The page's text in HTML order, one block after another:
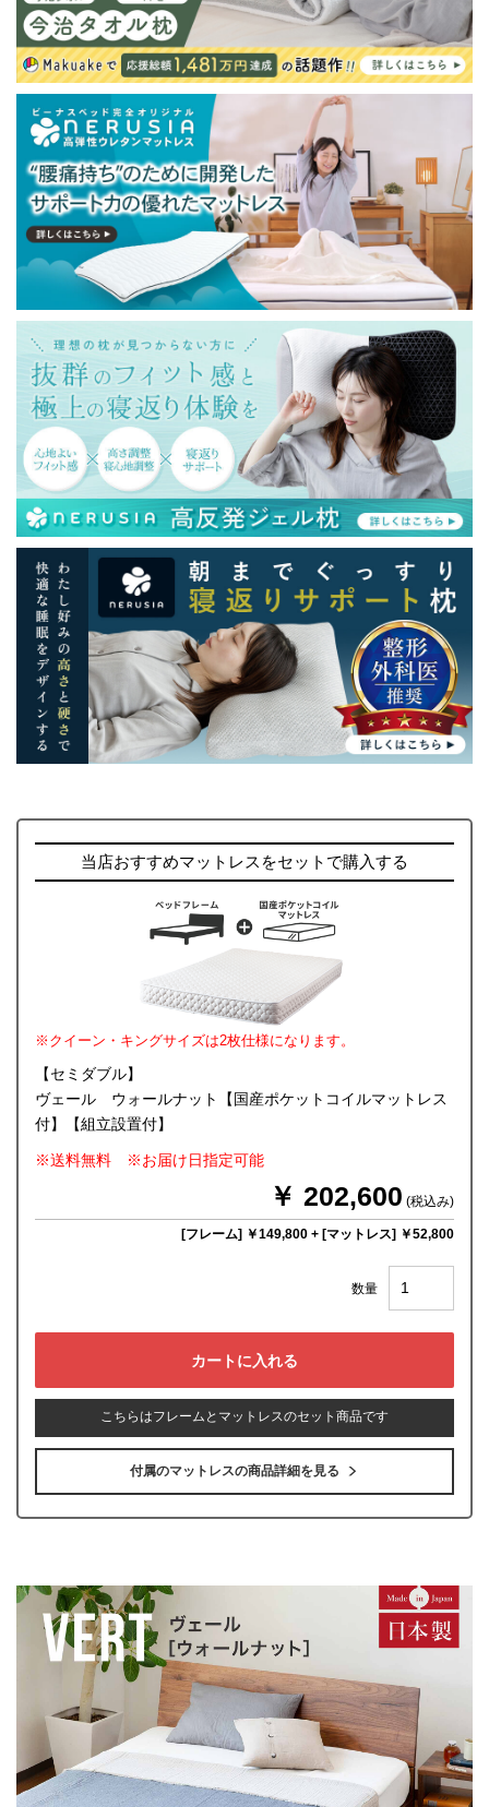
当店おすすめマットレスをセットで購入する
※クイーン・キングサイズは2枚仕様になります。
【セミダブル】
ヴェール ウォールナット【国産ポケットコイルマットレス
付】【組立設置付】
※送料無料 ※お届け日指定可能
￥ 202,600 (税込み)
[フレーム] ￥149,800 + [マットレス] ￥52,800
数量
こちらはフレームとマットレスのセット商品です
付属のマットレスの商品詳細を見る